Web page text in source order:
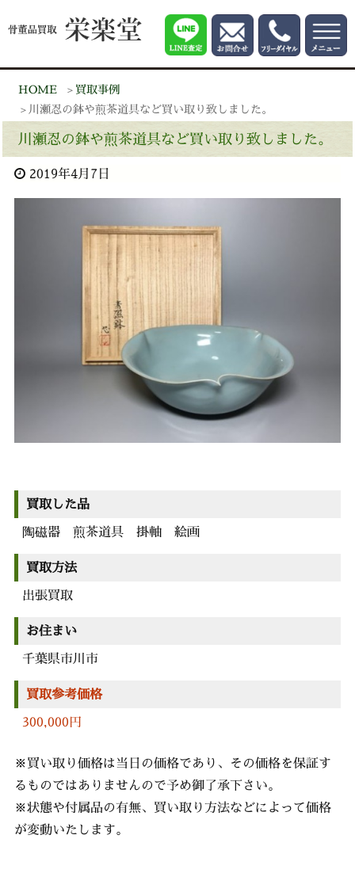
HOME
買取事例
川瀬忍の鉢や煎茶道具など買い取り致しました。
川瀬忍の鉢や煎茶道具など買い取り致しました。
2019年4月7日
買取した品
陶磁器 煎茶道具 掛軸 絵画
買取方法
出張買取
お住まい
千葉県市川市
買取参考価格
300,000円
※買い取り価格は当日の価格であり、その価格を保証す
るものではありませんので予め御了承下さい。
※状態や付属品の有無、買い取り方法などによって価格
が変動いたします。